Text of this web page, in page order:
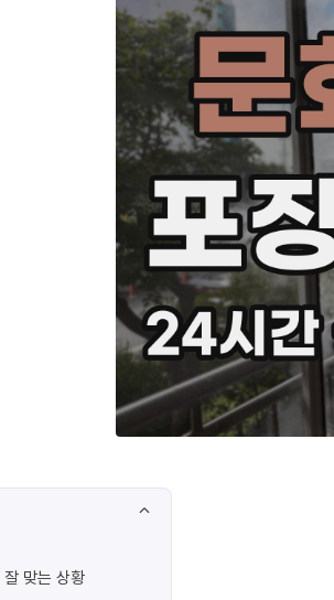
맞는 상황